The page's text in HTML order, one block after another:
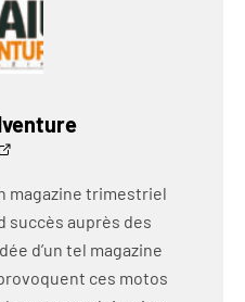
magazine trimestriel
succès auprès des
d’un tel magazine
ces motos